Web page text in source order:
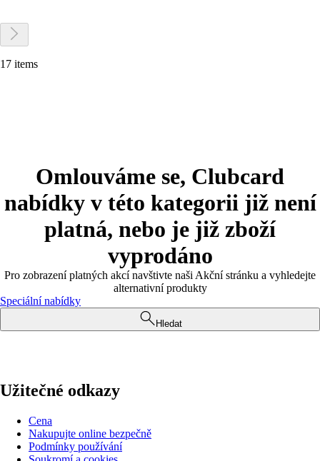
17 items
Omlouváme se, Clubcard
nabídky v této kategorii již není
platná, nebo je již zboží
vyprodáno
Pro zobrazení platných akcí navštivte naši Akční stránku a vyhledejte
alternativní produkty
Speciální nabídky
Hledat
Užitečné odkazy
Cena
Nakupujte online bezpečně
Podmínky používání